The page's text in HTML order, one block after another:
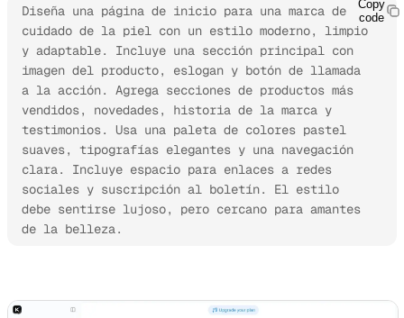
Diseña una página de inicio para una marca de
cuidado de la piel con un estilo moderno, limpio
y adaptable. Incluye una sección principal con
imagen del producto, eslogan y botón de llamada
a la acción. Agrega secciones de productos más
vendidos, novedades, historia de la marca y
testimonios. Usa una paleta de colores pastel
suaves, tipografías elegantes y una navegación
clara. Incluye espacio para enlaces a redes
sociales y suscripción al boletín. El estilo
debe sentirse lujoso, pero cercano para amantes
de la belleza.
Copy
code